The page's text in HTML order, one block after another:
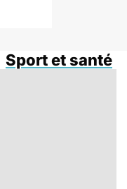
Sport et santé